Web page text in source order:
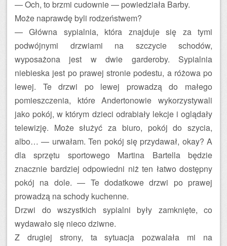
— Och, to brzmi cudownie — powiedziała Barby.
Może naprawdę byli rodzeństwem?
— Główna sypialnia, która znajduje się za tymi
podwójnymi drzwiami na szczycie schodów,
wyposażona jest w dwie garderoby. Sypialnia
niebieska jest po prawej stronie podestu, a różowa po
lewej. Te drzwi po lewej prowadzą do małego
pomieszczenia, które Andertonowie wykorzystywali
jako pokój, w którym dzieci odrabiały lekcje i oglądały
telewizję. Może służyć za biuro, pokój do szycia,
albo… — urwałam. Ten pokój się przydawał, okay? A
dla sprzętu sportowego Martina Bartella będzie
znacznie bardziej odpowiedni niż ten łatwo dostępny
pokój na dole. — Te dodatkowe drzwi po prawej
prowadzą na schody kuchenne.
Drzwi do wszystkich sypialni były zamknięte, co
wydawało się nieco dziwne.
Z drugiej strony, ta sytuacja pozwalała mi na